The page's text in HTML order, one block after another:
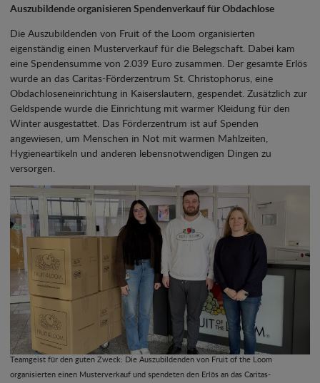
Auszubildende organisieren Spendenverkauf für Obdachlose
Die Auszubildenden von Fruit of the Loom organisierten
eigenständig einen Musterverkauf für die Belegschaft. Dabei kam
eine Spendensumme von 2.039 Euro zusammen. Der gesamte Erlös
wurde an das Caritas-Förderzentrum St. Christophorus, eine
Obdachloseneinrichtung in Kaiserslautern, gespendet. Zusätzlich zur
Geldspende wurde die Einrichtung mit warmer Kleidung für den
Winter ausgestattet. Das Förderzentrum ist auf Spenden
angewiesen, um Menschen in Not mit warmen Mahlzeiten,
Hygieneartikeln und anderen lebensnotwendigen Dingen zu
versorgen.
Teamgeist für den guten Zweck: Die Auszubildenden von Fruit of the Loom
organisierten einen Musterverkauf und spendeten den Erlös an das Caritas-